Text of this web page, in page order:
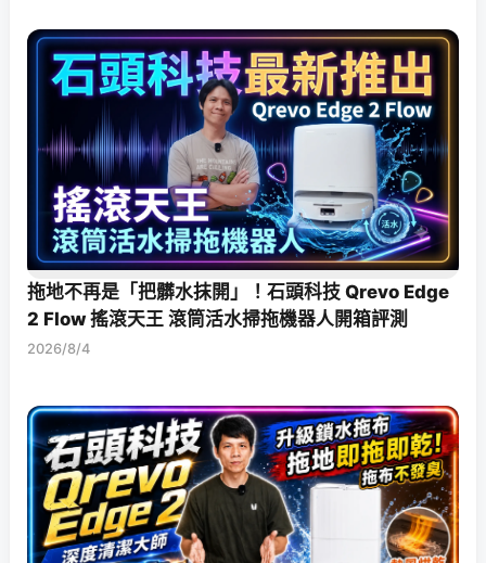
拖地不再是「把髒水抹開」！石頭科技 Qrevo Edge
2 Flow 搖滾天王 滾筒活水掃拖機器人開箱評測
2026/8/4